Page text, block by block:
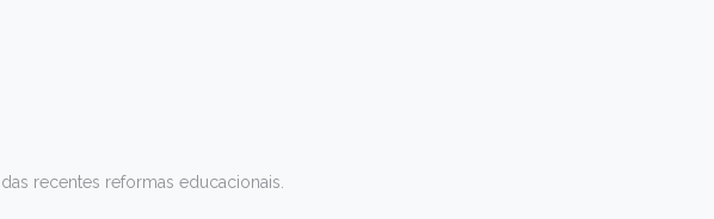
recentes reformas educacionais.